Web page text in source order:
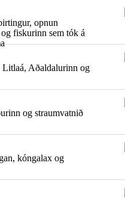
opnun
fiskurinn sem tók á
Litlaá, Aðaldalurinn og
og straumvatnið
kóngalax og